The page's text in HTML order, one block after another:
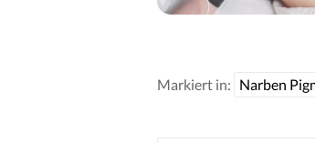
Markiert in: Narben